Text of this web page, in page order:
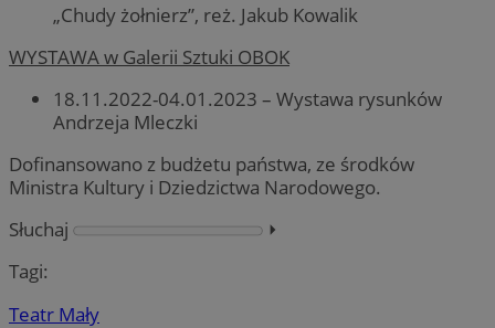
„Chudy żołnierz”, reż. Jakub Kowalik
WYSTAWA w Galerii Sztuki OBOK
18.11.2022-04.01.2023 – Wystawa rysunków
Andrzeja Mleczki
Dofinansowano z budżetu państwa, ze środków
Ministra Kultury i Dziedzictwa Narodowego.
Słuchaj
⏵︎
Tagi:
Teatr Mały